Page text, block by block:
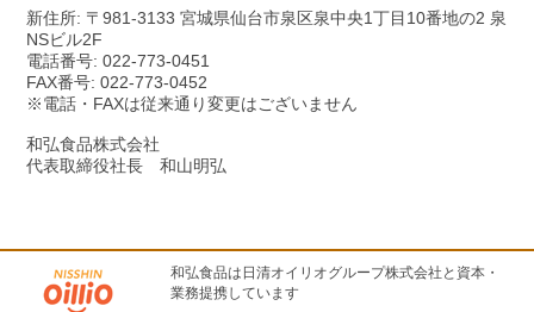
新住所: 〒981-3133 宮城県仙台市泉区泉中央1丁目10番地の2 泉
NSビル2F
電話番号: 022-773-0451
FAX番号: 022-773-0452
※電話・FAXは従来通り変更はございません
和弘食品株式会社
代表取締役社長 和山明弘
和弘食品は日清オイリオグループ株式会社と資本・
業務提携しています